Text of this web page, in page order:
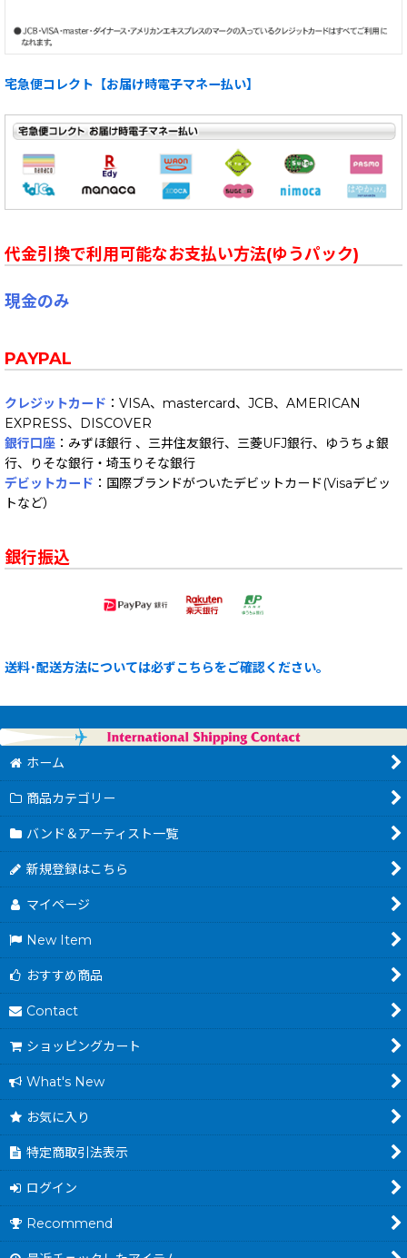
宅急便コレクト【お届け時電子マネー払い】
代金引換で利用可能なお支払い方法(ゆうパック)
現金のみ
PAYPAL
クレジットカード ：VISA、mastercard、JCB、AMERICAN
EXPRESS、DISCOVER
銀行口座 ：みずほ銀行 、三井住友銀行、三菱UFJ銀行、ゆうちょ銀
行、りそな銀行・埼玉りそな銀行
デビットカード ：国際ブランドがついたデビットカード(Visaデビッ
トなど）
銀行振込
送料･配送方法については必ずこちらをご確認ください。
ホーム
商品カテゴリー
バンド＆アーティスト一覧
新規登録はこちら
マイページ
New Item
おすすめ商品
Contact
ショッピングカート
What's New
お気に入り
特定商取引法表示
ログイン
Recommend